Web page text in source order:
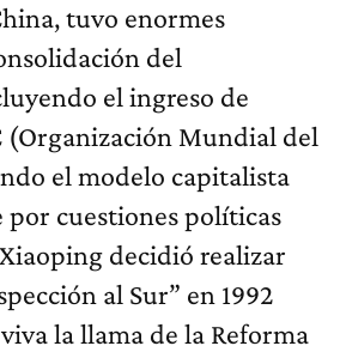
tuvo enormes
del
el ingreso de
(Organización Mundial del
el modelo capitalista
por cuestiones políticas
decidió realizar
al Sur” en 1992
la llama de la Reforma